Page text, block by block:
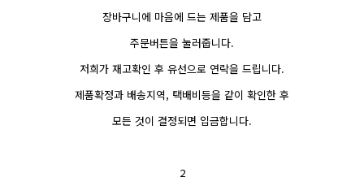
장바구니에 마음에 드는 제품을 담고
주문버튼을 눌러줍니다.
저희가 재고확인 후 유선으로 연락을 드립니다.
제품확정과 배송지역, 택배비등을 같이 확인한 후
모든 것이 결정되면 입금합니다.
2